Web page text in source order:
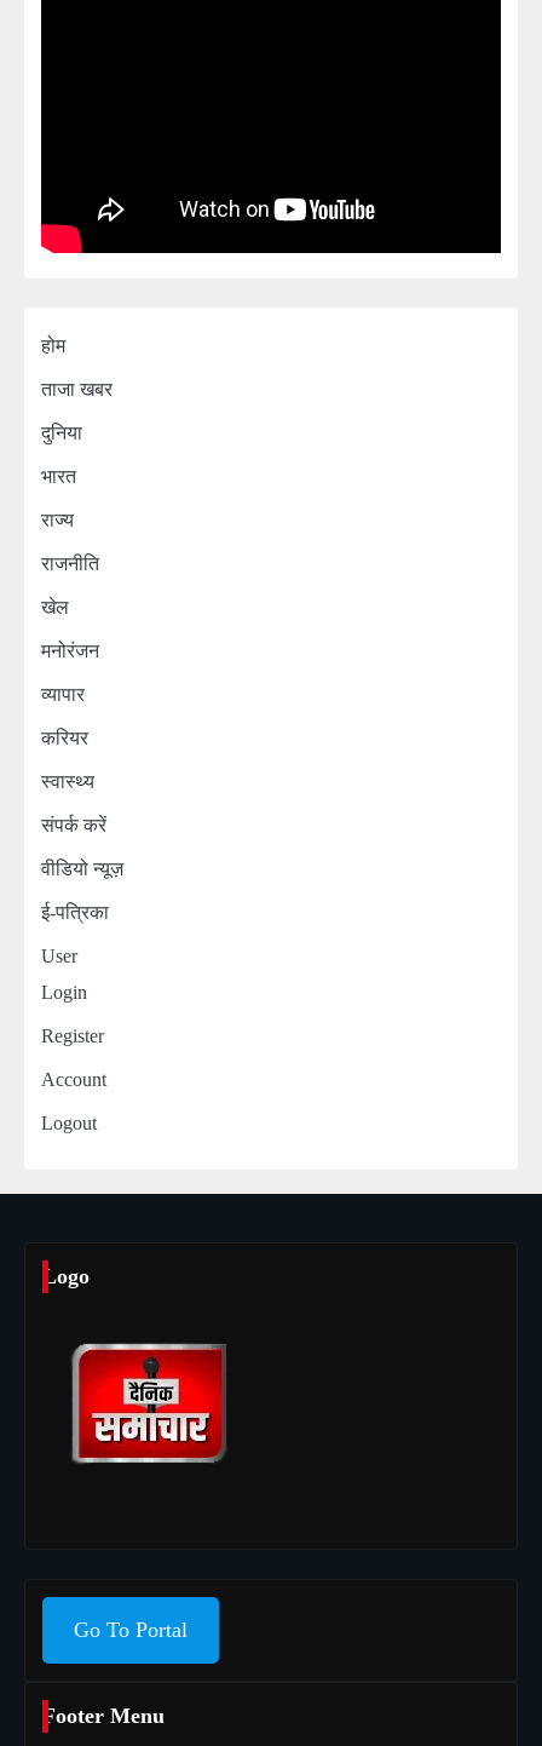
होम
ताजा खबर
दुनिया
भारत
राज्य
राजनीति
खेल
मनोरंजन
व्यापार
करियर
स्वास्थ्य
संपर्क करें
वीडियो न्यूज़
ई-पत्रिका
User
Login
Register
Account
Logout
Logo
Go To Portal
Footer Menu